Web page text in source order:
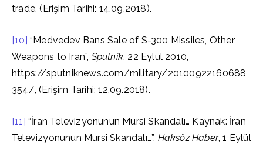
trade, (Erişim Tarihi: 14.09.2018).
[10] “Medvedev Bans Sale of S-300 Missiles, Other
Weapons to Iran”, Sputnik, 22 Eylül 2010,
https://sputniknews.com/military/20100922160688
354/, (Erişim Tarihi: 12.09.2018).
[11] “İran Televizyonunun Mursi Skandalı… Kaynak: İran
Televizyonunun Mursi Skandalı…”, Haksöz Haber, 1 Eylül